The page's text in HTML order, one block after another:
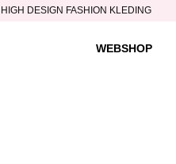
HIGH DESIGN FASHION KLEDING
WEBSHOP